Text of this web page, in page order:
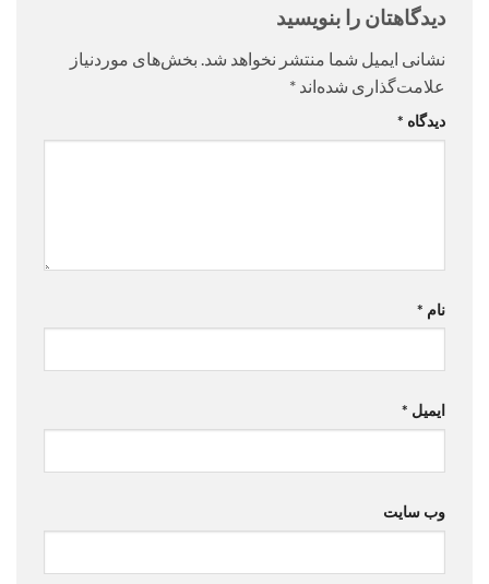
دیدگاهتان را بنویسید
نشانی ایمیل شما منتشر نخواهد شد. بخش‌های موردنیاز
علامت‌گذاری شده‌اند *
دیدگاه *
نام *
ایمیل *
وب‌ سایت